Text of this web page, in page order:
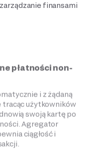
finansami
i z żądaną
tracąc użytkowników
swoją kartę po
Agregator
ciągłość i